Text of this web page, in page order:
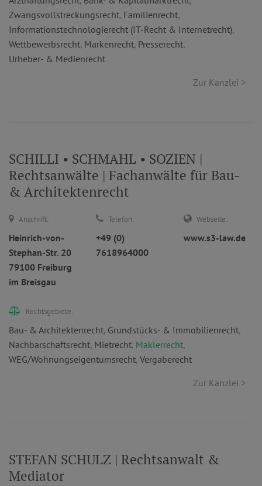
Zwangsvollstreckungsrecht, Familienrecht,
Informationstechnologierecht (IT-Recht & Internetrecht),
Wettbewerbsrecht, Markenrecht, Presserecht,
Urheber- & Medienrecht
Zur Kanzlei >
SCHILLI • SCHMAHL • SOZIEN |
Rechtsanwälte | Fachanwälte für Bau-
& Architektenrecht
Anschrift:
Heinrich-von-
Stephan-Str. 20
79100 Freiburg
im Breisgau
Telefon:
+49 (0)
7618964000
Webseite:
www.s3-law.de
Rechtsgebiete:
Bau- & Architektenrecht, Grundstücks- & Immobilienrecht,
Nachbarschaftsrecht, Mietrecht, Maklerrecht,
WEG/Wohnungseigentumsrecht, Vergaberecht
Zur Kanzlei >
STEFAN SCHULZ | Rechtsanwalt &
Mediator